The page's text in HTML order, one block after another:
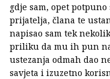
gdje sam, opet
prijatelja, člana te
napisao sam tek
priliku da mu ih pun
ustezanja odmah dao
savjeta i izuzetno